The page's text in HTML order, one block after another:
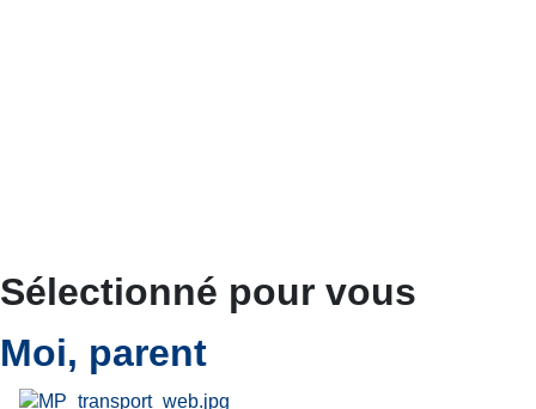
Sélectionné pour vous
Moi, parent